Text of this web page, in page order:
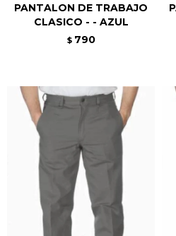
PANTALON DE TRABAJO
CLASICO - - AZUL
$ 790